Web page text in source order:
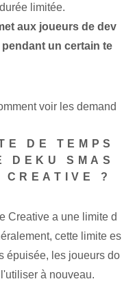
limitée.
aux joueurs de dev
un certain te
voir les demand
DE TEMPS
DEKU SMAS
CREATIVE ?
Creative a une limite d
cette limite es
épuisée, les joueurs do
à nouveau.